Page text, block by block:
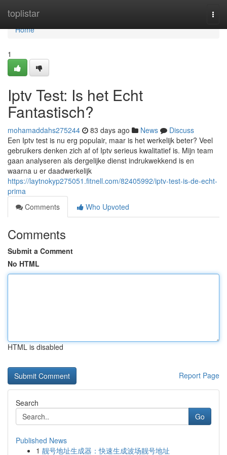
toplistar
Home
Home
1
Iptv Test: Is het Echt
Fantastisch?
mohamaddahs275244 83 days ago News
Discuss
Een Iptv test is nu erg populair, maar is het werkelijk beter? Veel
gebruikers denken zich af of Iptv serieus kwalitatief is. Mijn team
gaan analyseren als dergelijke dienst indrukwekkend is en
waarna u er daadwerkelijk
https://laytnokyp275051.fitnell.com/82405992/iptv-test-is-de-echt-
prima
Comments
Who Upvoted
Comments
Submit a Comment
No HTML
HTML is disabled
Report Page
Search
Go
Published News
1 靓号地址生成器：快速生成波场靓号地址